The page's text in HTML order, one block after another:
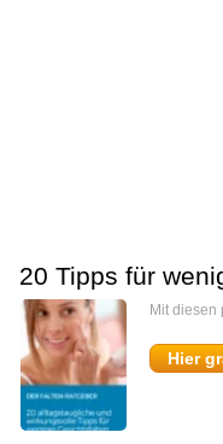
20 Tipps für
Mit diesen
Hier